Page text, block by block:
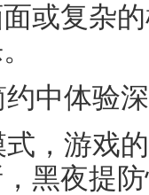
或复杂
中体验
，游戏
黑夜提